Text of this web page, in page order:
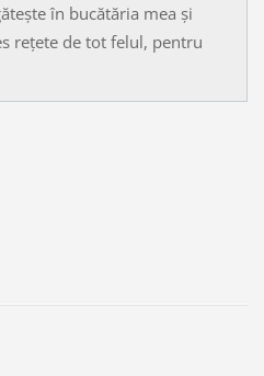
în bucătăria mea și
rețete de tot felul, pentru